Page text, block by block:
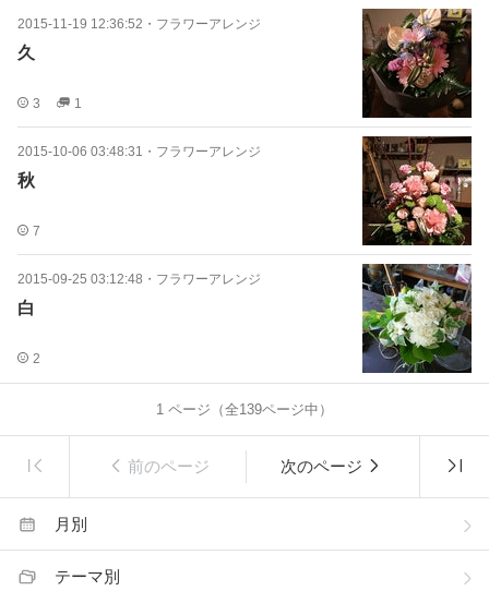
2015-11-19 12:36:52 ・ フラワーアレンジ
久
3 1
2015-10-06 03:48:31 ・ フラワーアレンジ
秋
7
2015-09-25 03:12:48 ・ フラワーアレンジ
白
2
1 ページ（全139ページ中）
前のページ 次のページ
月別
テーマ別